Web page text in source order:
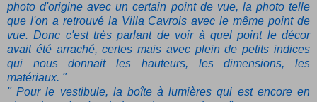
photo d'origine avec un certain point de vue, la photo telle
que l'on a retrouvé la Villa Cavrois avec le même point de
vue. Donc c'est très parlant de voir à quel point le décor
avait été arraché, certes mais avec plein de petits indices
qui nous donnait les hauteurs, les dimensions, les
matériaux. "
" Pour le vestibule, la boîte à lumières qui est encore en